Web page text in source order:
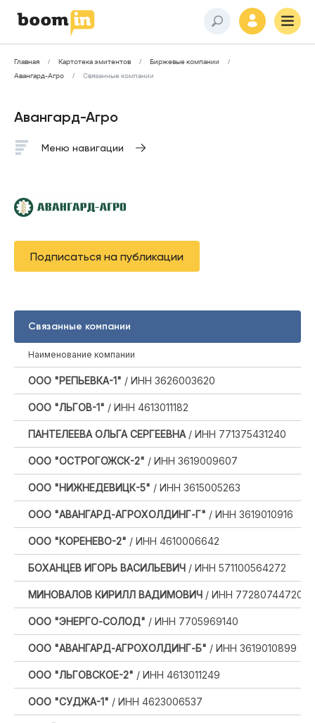
Главная Картотека эмитентов
Биржевые компании
Авангард-Агро
Связанные компании
Авангард-Агро
Меню навигации
Подписаться на публикации
Связанные компании
Наименование компании
ООО "РЕПЬЕВКА-1" / ИНН 3626003620
ООО "ЛЬГОВ-1" / ИНН 4613011182
ПАНТЕЛЕЕВА ОЛЬГА СЕРГЕЕВНА / ИНН 771375431240
ООО "ОСТРОГОЖСК-2" / ИНН 3619009607
ООО "НИЖНЕДЕВИЦК-5" / ИНН 3615005263
ООО "АВАНГАРД-АГРОХОЛДИНГ-Г" / ИНН 3619010916
ООО "КОРЕНЕВО-2" / ИНН 4610006642
БОХАНЦЕВ ИГОРЬ ВАСИЛЬЕВИЧ / ИНН 571100564272
МИНОВАЛОВ КИРИЛЛ ВАДИМОВИЧ / ИНН 772807447203
ООО "ЭНЕРГО-СОЛОД" / ИНН 7705969140
ООО "АВАНГАРД-АГРОХОЛДИНГ-Б" / ИНН 3619010899
ООО "ЛЬГОВСКОЕ-2" / ИНН 4613011249
ООО "СУДЖА-1" / ИНН 4623006537